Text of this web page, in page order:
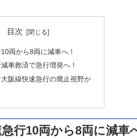
目次
両から8両に減車へ！
車救済で急行増発へ！
阪線快速急行の廃止視野か
行10両から8両に減車